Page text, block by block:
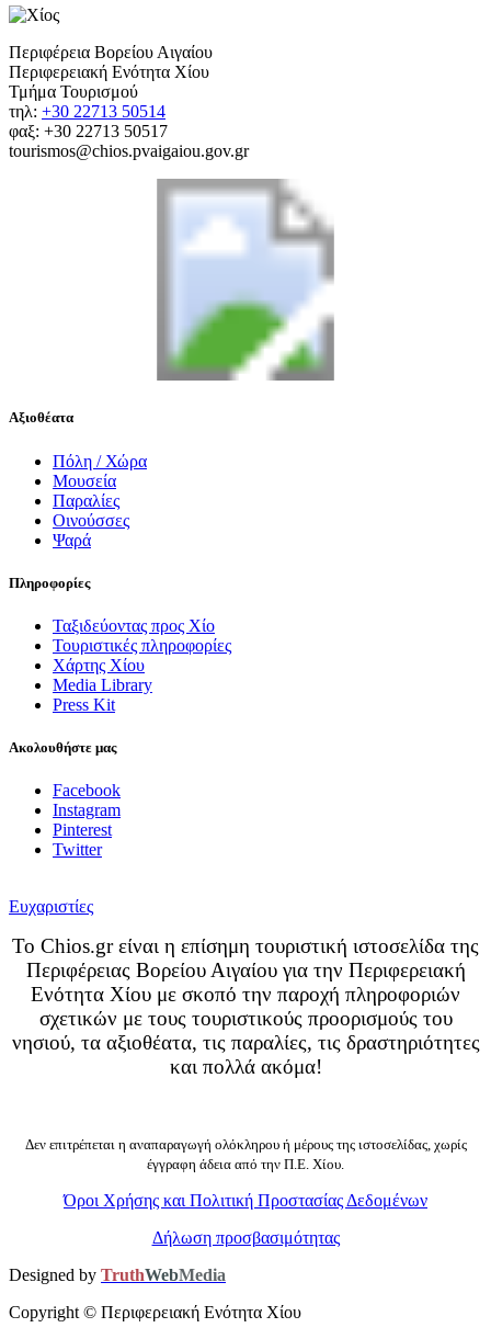
Περιφέρεια Βορείου Αιγαίου
Περιφερειακή Ενότητα Χίου
Τμήμα Τουρισμού
τηλ: +30 22713 50514
φαξ: +30 22713 50517
tourismos@chios.pvaigaiou.gov.gr
Αξιοθέατα
Πόλη / Χώρα
Μουσεία
Παραλίες
Οινούσσες
Ψαρά
Πληροφορίες
Ταξιδεύοντας προς Χίο
Τουριστικές πληροφορίες
Χάρτης Χίου
Media Library
Press Kit
Ακολουθήστε μας
Facebook
Instagram
Pinterest
Twitter
Ευχαριστίες
Το Chios.gr είναι η επίσημη τουριστική ιστοσελίδα της
Περιφέρειας Βορείου Αιγαίου για την Περιφερειακή
Ενότητα Χίου με σκοπό την παροχή πληροφοριών
σχετικών με τους τουριστικούς προορισμούς του
νησιού, τα αξιοθέατα, τις παραλίες, τις δραστηριότητες
και πολλά ακόμα!
Δεν επιτρέπεται η αναπαραγωγή ολόκληρου ή μέρους της ιστοσελίδας, χωρίς
έγγραφη άδεια από την Π.Ε. Χίου.
Όροι Χρήσης και Πολιτική Προστασίας Δεδομένων
Δήλωση προσβασιμότητας
Designed by TruthWebMedia
Copyright © Περιφερειακή Ενότητα Χίου